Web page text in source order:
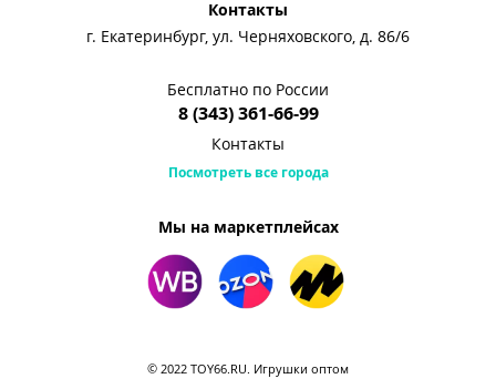
Контакты
г. Екатеринбург, ул. Черняховского, д. 86/6
Бесплатно по России
8 (343) 361-66-99
Контакты
Посмотреть все города
Мы на маркетплейсах
© 2022 TOY66.RU. Игрушки оптом